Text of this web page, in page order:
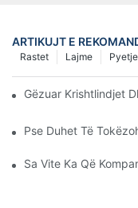
ARTIKUJT E
Lajme
Rastet
Gëzuar Krishtlindjet
Pse Duhet Të
Sa Vite Ka Që